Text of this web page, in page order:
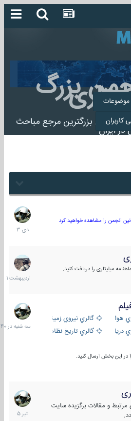
بزرگ
بزرگترین مرجع مباحث
ایران
انجمن را مشاهده خواهید کرد
22
دی
1403
میلیتاری را دریافت کنید.
30
1401
گالري نيروي زميني
گالري تاریخ نظامی
این بخش ارسال کنید.
سه
شنبه
در
و مقالات برگزیده سایت
16
تیر
1405